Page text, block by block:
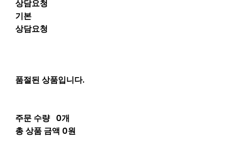
상담요청
기본
상담요청
품절된 상품입니다.
주문 수량 0개
총 상품 금액 0원